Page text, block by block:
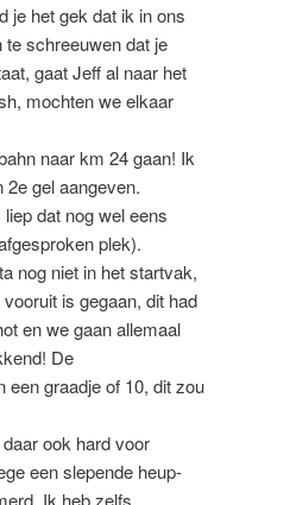
je het gek dat ik in ons
schreeuwen dat je
gaat Jeff al naar het
mochten we elkaar
naar km 24 gaan! Ik
gel aangeven.
dat nog wel eens
plek).
nog niet in het startvak,
is gegaan, dit had
en we gaan allemaal
De
graadje of 10, dit zou
ook hard voor
een slepende heup-
Ik heb zelfs